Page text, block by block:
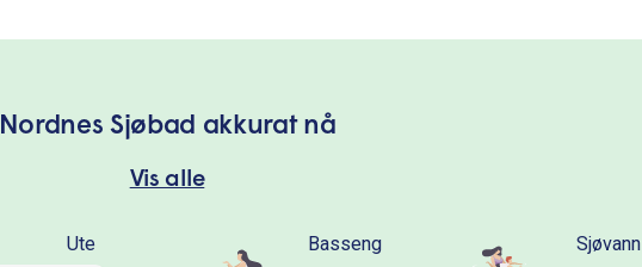
Nordnes Sjøbad akkurat nå
Vis alle
Ute Basseng Sjøvann